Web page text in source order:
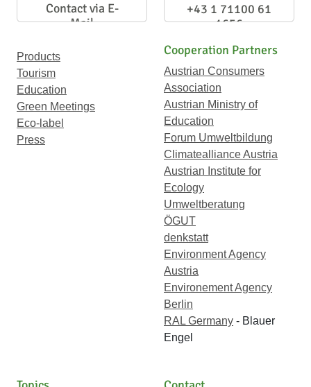
Contact via E-
Mail
+43 1 71100 61
1656
Products
Tourism
Education
Green Meetings
Eco-label
Press
Cooperation Partners
Austrian Consumers
Association
Austrian Ministry of
Education
Forum Umweltbildung
Climatealliance Austria
Austrian Institute for
Ecology
Umweltberatung
ÖGUT
denkstatt
Environment Agency
Austria
Environement Agency
Berlin
RAL Germany - Blauer
Engel